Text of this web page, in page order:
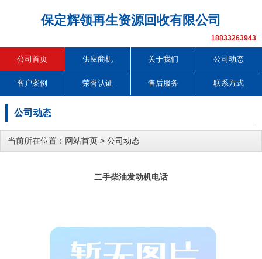
保定辉领再生资源回收有限公司
18833263943
公司首页 供应商机 关于我们 公司动态
客户案例 荣誉认证 售后服务 联系方式
公司动态
当前所在位置： 网站首页 > 公司动态
二手柴油发动机电话